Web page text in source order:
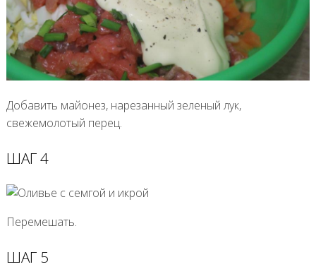
Добавить майонез, нарезанный зеленый лук,
свежемолотый перец.
ШАГ 4
Перемешать.
ШАГ 5